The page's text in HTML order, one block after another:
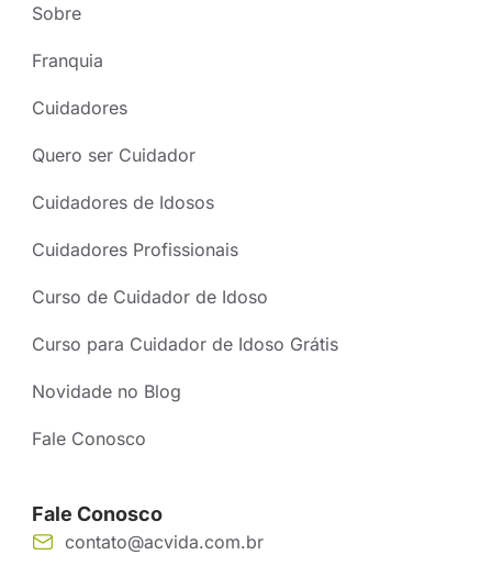
Sobre
Franquia
Cuidadores
Quero ser Cuidador
Cuidadores de Idosos
Cuidadores Profissionais
Curso de Cuidador de Idoso
Curso para Cuidador de Idoso Grátis
Novidade no Blog
Fale Conosco
Fale Conosco
contato@acvida.com.br